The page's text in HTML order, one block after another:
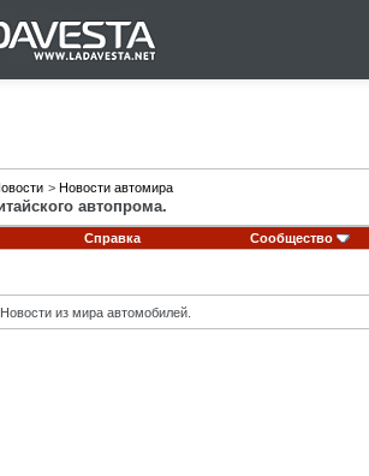
> Новости автомира
автопрома.
Справка Сообщество
Новости из мира автомобилей.